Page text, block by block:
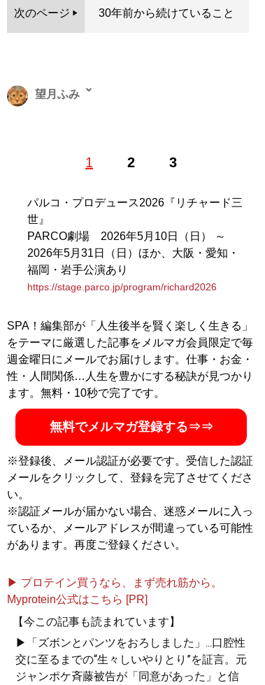
次のページ 30年前から続けていること
1 2 3
望月ふみ
映画周辺のインタビュー取材を軸に、テレビドラマや芝
る。親類縁者で唯一の映画好きとして育った突然変異。
X（旧Twitter）：
記事一覧へ
パルコ・プロデュース2026『リチャード三
世』
PARCO劇場 2026年5月10日（日） ～
2026年5月31日（日）ほか、大阪・愛知・
福岡・岩手公演あり
https://stage.parco.jp/program/richard2026
SPA！編集部が「人生後半を賢く楽しく生きる」
をテーマに厳選した記事をメルマガ会員限定で毎
週金曜日にメールでお届けします。仕事・お金・
性・人間関係…人生を豊かにする秘訣が見つかり
ます。無料・10秒で完了です。
無料でメルマガ登録する⇒⇒
※登録後、メール認証が必要です。受信した認証
メールをクリックして、登録を完了させてくださ
い。
※認証メールが届かない場合、迷惑メールに入っ
ているか、メールアドレスが間違っている可能性
があります。再度ご登録ください。
▶ プロテイン買うなら、まず売れ筋から。
Myprotein公式はこちら [PR]
【今この記事も読まれています】
▶「ズボンとパンツをおろしました」...口腔性
交に至るまでの“生々しいやりとり”を証言。元
ジャンポケ斉藤被告が「同意があった」と信